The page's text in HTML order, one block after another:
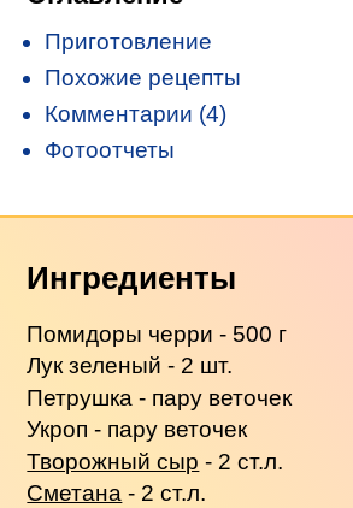
Приготовление
Похожие рецепты
Комментарии (4)
Фотоотчеты
Ингредиенты
Помидоры черри - 500 г
Лук зеленый - 2 шт.
Петрушка - пару веточек
Укроп - пару веточек
Творожный сыр - 2 ст.л.
Сметана - 2 ст.л.